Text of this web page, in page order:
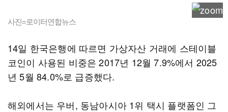
사진=로이터연합뉴스
14일 한국은행에 따르면 가상자산 거래에 스테이블
코인이 사용된 비중은 2017년 12월 7.9%에서 2025
년 5월 84.0%로 급증했다.
해외에서는 우버, 동남아시아 1위 택시 플랫폼인 그